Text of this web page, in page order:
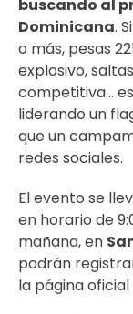
buscando al
Dominicana.
o más, pesas
explosivo,
competitiva…
liderando un
que un
redes sociales.
El evento se
en horario de
mañana, en
podrán
la página oficial